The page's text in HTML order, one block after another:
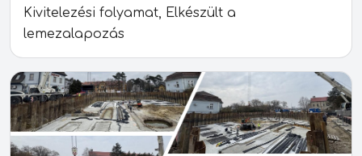
Kivitelezési folyamat, Elkészült a
lemezalapozás